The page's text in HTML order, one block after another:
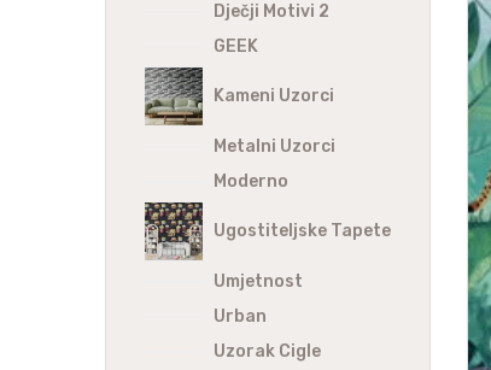
Dječji Motivi 2
GEEK
Kameni Uzorci
Metalni Uzorci
Moderno
Ugostiteljske Tapete
Umjetnost
Urban
Uzorak Cigle